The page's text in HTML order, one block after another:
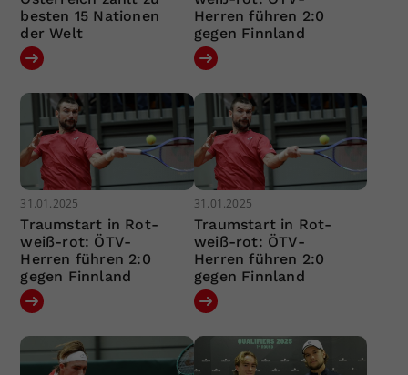
besten 15 Nationen
der Welt
Herren führen 2:0
gegen Finnland
31.01.2025
Traumstart in Rot-
weiß-rot: ÖTV-
Herren führen 2:0
gegen Finnland
31.01.2025
Traumstart in Rot-
weiß-rot: ÖTV-
Herren führen 2:0
gegen Finnland